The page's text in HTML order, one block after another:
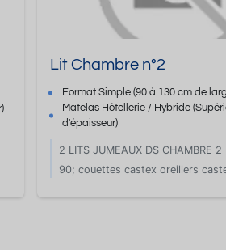
Lit Chambre n°2
FormatSimple (90 à 130 cm de
Matelas Hôtellerie / Hybride
d'épaisseur)
2 LITS JUMEAUX DS CHAMBRE
90; couettes castex oreillers